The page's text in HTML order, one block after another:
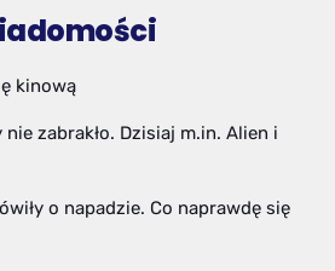
kinową
zabrakło. Dzisiaj m.in. Alien i
o napadzie. Co naprawdę się